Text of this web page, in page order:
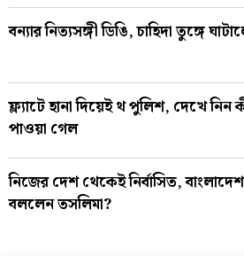
বন্যার নিত্যসঙ্গী ডিঙি, চাহিদা তুঙ্গে
ফ্ল্যাটে হানা দিয়েই থ পুলিশ, দেখে নিন
পাওয়া গেল
নিজের দেশ থেকেই নির্বাসিত,
বললেন তসলিমা?